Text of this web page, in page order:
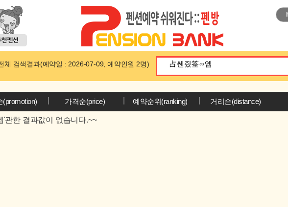
체 검색결과(예약일 : 2026-07-09, 예약인원 2명)
(promotion) 가격순(price) 예약순위(ranking) 거리순(distance)
관한 결과값이 없습니다.~~